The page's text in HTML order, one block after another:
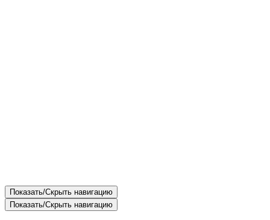
Показать/Скрыть навигацию
Показать/Скрыть навигацию